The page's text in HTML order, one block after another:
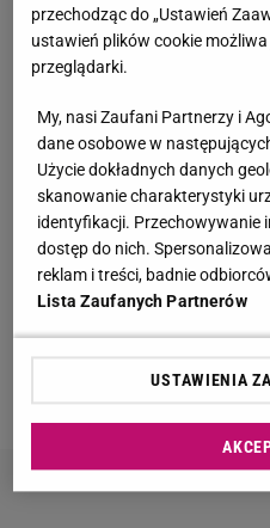
Tak wygląda
Kultowy serial
wewnętrzny" już
First
MATERIAŁ PROMOCYJNY
Englert smutno o
ludzie mnie nie
Wiadomo, ile
Kwota zaskakuje
przechodząc do „Ustawień
ustawień plików cookie
przeglądarki.
My, nasi Zaufani Partnerzy i
dane osobowe w
Użycie dokładnych danych
skanowanie charakterystyki
identyfikacji. Przechowywanie
dostęp do nich.
reklam i treści, badnie
Lista Zaufanych Partnerów
USTAWIENIA